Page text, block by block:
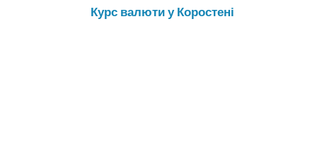
Курс валюти у Коростені